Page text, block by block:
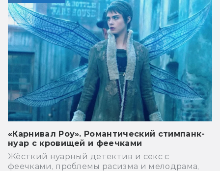
«Карнивал Роу». Романтический стимпанк-
нуар с кровищей и феечками
Жёсткий нуарный детектив и секс с
феечками, проблемы расизма и мелодрама,